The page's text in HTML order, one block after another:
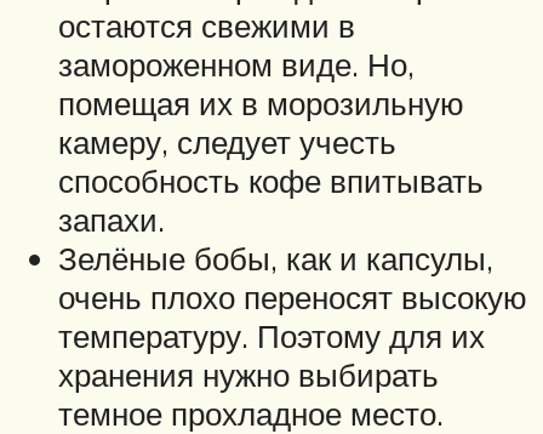
остаются свежими в
замороженном виде. Но,
помещая их в морозильную
камеру, следует учесть
способность кофе впитывать
запахи.
Зелёные бобы, как и капсулы,
очень плохо переносят высокую
температуру. Поэтому для их
хранения нужно выбирать
темное прохладное место.